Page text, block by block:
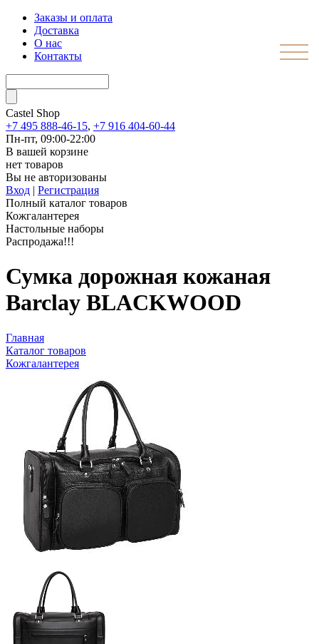
Заказы и оплата
Доставка
О нас
Контакты
Castel Shop
+7 495 888-46-15, +7 916 404-60-44
Пн-пт, 09:00-22:00
В вашей корзине
нет товаров
Вы не авторизованы
Вход | Регистрация
Полный каталог товаров
Кожгалантерея
Настольные наборы
Распродажа!!!
Сумка дорожная кожаная
Barclay BLACKWOOD
Главная
Каталог товаров
Кожгалантерея